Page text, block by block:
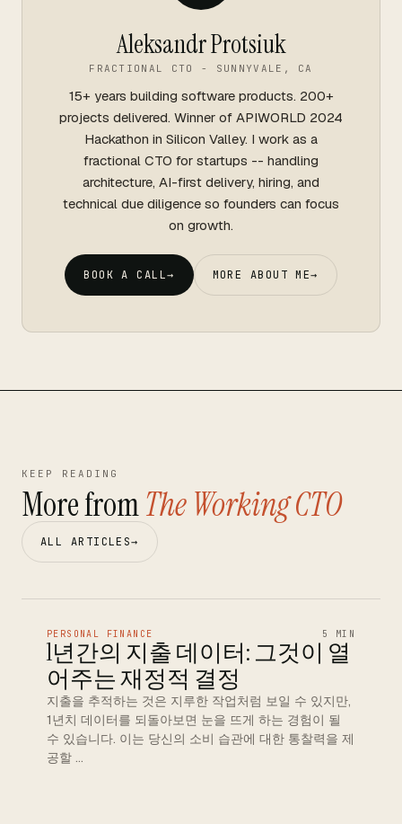
Aleksandr Protsiuk
FRACTIONAL CTO - SUNNYVALE, CA
15+ years building software products. 200+
projects delivered. Winner of APIWORLD 2024
Hackathon in Silicon Valley. I work as a
fractional CTO for startups -- handling
architecture, AI-first delivery, hiring, and
technical due diligence so founders can focus
on growth.
BOOK A CALL→ MORE ABOUT ME→
KEEP READING
More fromThe Working CTO
ALL ARTICLES→
PERSONAL FINANCE 5 MIN
1년간의 지출 데이터: 그것이 열
어주는 재정적 결정
지출을 추적하는 것은 지루한 작업처럼 보일 수 있지만,
1년치 데이터를 되돌아보면 눈을 뜨게 하는 경험이 될
수 있습니다. 이는 당신의 소비 습관에 대한 통찰력을 제
공할 …